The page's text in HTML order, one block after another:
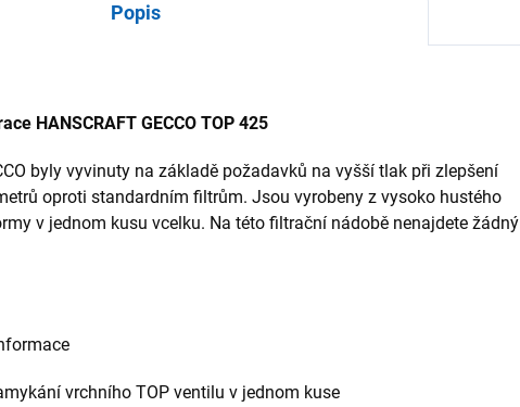
Popis
HANSCRAFT GECCO TOP 425
byly vyvinuty na základě požadavků na vyšší tlak při zlepšení
oproti standardním filtrům. Jsou vyrobeny z vysoko hustého
v jednom kusu vcelku. Na této filtrační nádobě nenajdete žádný
vrchního TOP ventilu v jednom kuse